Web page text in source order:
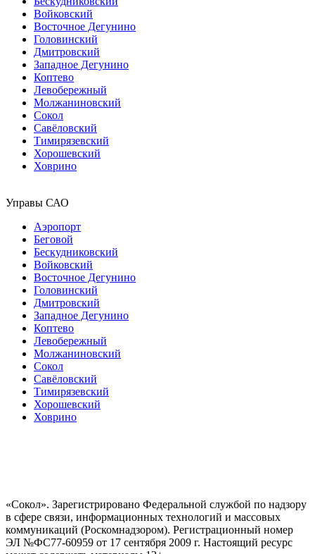
Войковский
Восточное Дегунино
Головинский
Дмитровский
Западное Дегунино
Коптево
Левобережный
Молжаниновский
Сокол
Савёловский
Тимирязевский
Хорошевский
Ховрино
Управы САО
Аэропорт
Беговой
Бескудниковский
Войковский
Восточное Дегунино
Головинский
Дмитровский
Западное Дегунино
Коптево
Левобережный
Молжаниновский
Сокол
Савёловский
Тимирязевский
Хорошевский
Ховрино
«Сокол». Зарегистрировано Федеральной службой по надзору
в сфере связи, информационных технологий и массовых
коммуникаций (Роскомнадзором). Регистрационный номер
ЭЛ №ФС77-60959 от 17 сентября 2009 г. Настоящий ресурс